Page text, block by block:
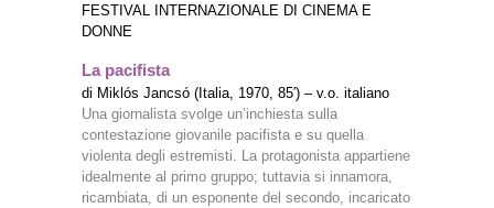
FESTIVAL INTERNAZIONALE DI CINEMA E
DONNE
La pacifista
di Miklós Jancsó (Italia, 1970, 85′) – v.o. italiano
Una giornalista svolge un’inchiesta sulla
contestazione giovanile pacifista e su quella
violenta degli estremisti. La protagonista appartiene
idealmente al primo gruppo; tuttavia si innamora,
ricambiata, di un esponente del secondo, incaricato